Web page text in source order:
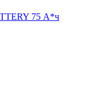
75 А*ч